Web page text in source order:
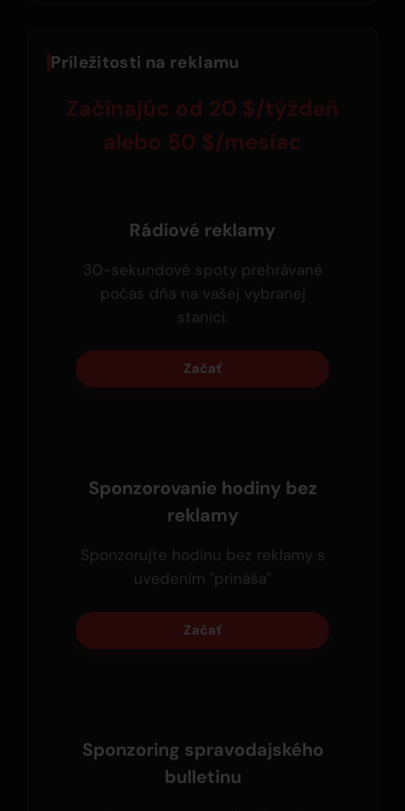
Príležitosti na reklamu
Začínajúc od 20 $/týždeň
alebo 50 $/mesiac
Rádiové reklamy
30-sekundové spoty prehrávané
počas dňa na vašej vybranej
stanici.
Začať
Sponzorovanie hodiny bez
reklamy
Sponzorujte hodinu bez reklamy s
uvedením "prináša"
Začať
Sponzoring spravodajského
bulletinu